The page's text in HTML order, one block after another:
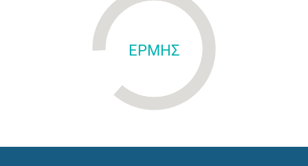
ΕΡΜΗΣ